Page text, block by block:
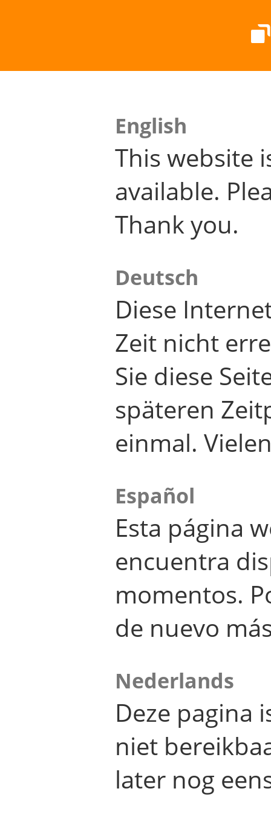
English
This website
available.
Thank you.
Deutsch
Diese
Zeit nicht
Sie diese
späteren
einmal.
Español
Esta página
encuentra
momentos.
de nuevo
Nederlands
Deze pagina
niet
later nog